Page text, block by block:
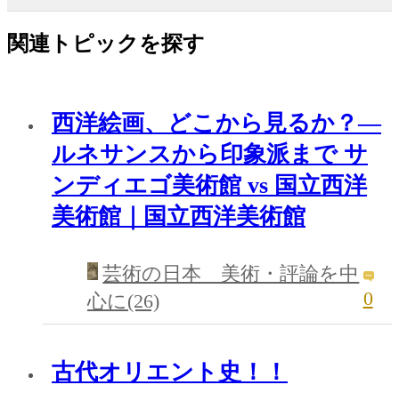
関連トピックを探す
西洋絵画、どこから見るか？―
ルネサンスから印象派まで サ
ンディエゴ美術館 vs 国立西洋
美術館｜国立西洋美術館
芸術の日本 美術・評論を中
心に(26)
0
古代オリエント史！！